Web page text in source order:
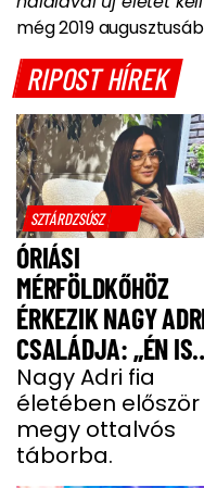
még 2019
RIPOST HÍREK
SZTÁRDZSÚSZ
ÓRIÁSI
MÉRFÖLDKŐHÖZ
ÉRKEZIK NAGY
CSALÁDJA: „ÉN IS
UGYANÚGY IZGULOK,
MINT Ő”
Nagy Adri fia
életében először
megy ottalvós
táborba.